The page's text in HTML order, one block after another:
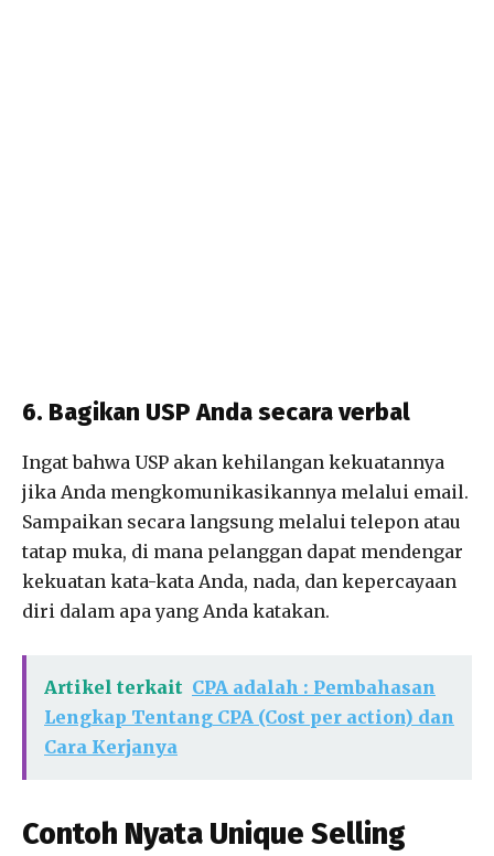
6. Bagikan USP Anda secara verbal
Ingat bahwa USP akan kehilangan kekuatannya
jika Anda mengkomunikasikannya melalui email.
Sampaikan secara langsung melalui telepon atau
tatap muka, di mana pelanggan dapat mendengar
kekuatan kata-kata Anda, nada, dan kepercayaan
diri dalam apa yang Anda katakan.
Artikel terkait CPA adalah : Pembahasan
Lengkap Tentang CPA (Cost per action) dan
Cara Kerjanya
Contoh Nyata Unique Selling